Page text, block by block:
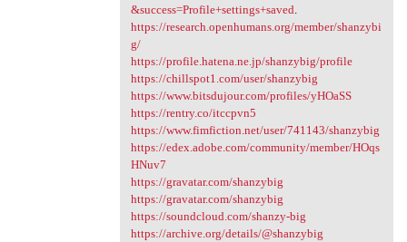
&success=Profile+settings+saved
https://research.openhumans.org/member/shanzybi
g/
https://profile.hatena.ne.jp/shanzybig/profile
https://chillspot1.com/user/shanzybig
https://www.bitsdujour.com/profiles/yHOaSS
https://rentry.co/itccpvn5
https://www.fimfiction.net/user/741143/shanzybig
https://edex.adobe.com/community/member/HOqs
HNuv7
https://gravatar.com/shanzybig
https://gravatar.com/shanzybig
https://soundcloud.com/shanzy-big
https://archive.org/details/@shanzybig